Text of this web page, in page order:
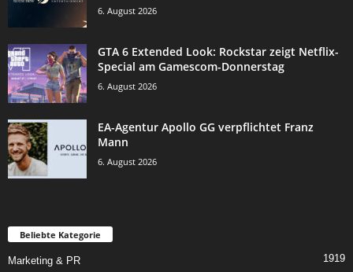
6. August 2026
GTA 6 Extended Look: Rockstar zeigt Netflix-
Special am Gamescom-Donnerstag
6. August 2026
EA-Agentur Apollo GG verpflichtet Franz
Mann
6. August 2026
Beliebte Kategorie
Marketing & PR 1919